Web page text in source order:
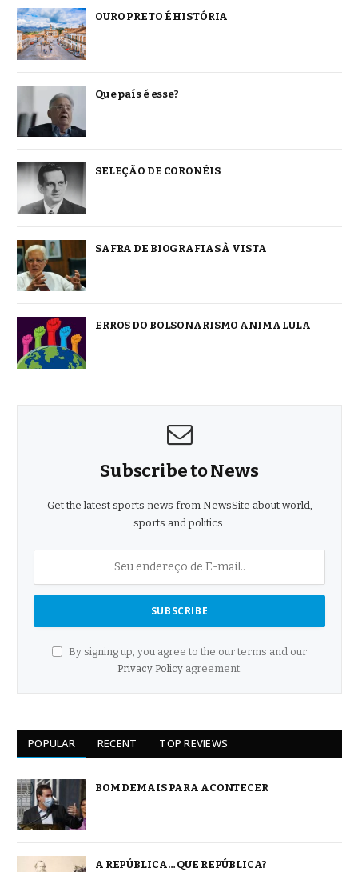
OURO PRETO É HISTÓRIA
Que país é esse?
SELEÇÃO DE CORONÉIS
SAFRA DE BIOGRAFIAS À VISTA
ERROS DO BOLSONARISMO ANIMA LULA
Subscribe to News
Get the latest sports news from NewsSite about world,
sports and politics.
By signing up, you agree to the our terms and our
Privacy Policyagreement.
POPULAR RECENT TOP REVIEWS
BOM DEMAIS PARA ACONTECER
A REPÚBLICA… QUE REPÚBLICA?